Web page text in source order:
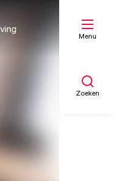
Menu
Zoeken